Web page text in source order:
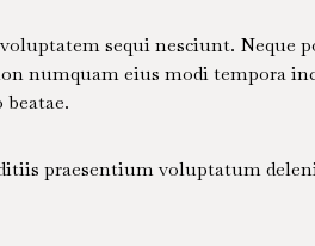
sequi nesciunt. Neque
numquam eius modi tempora
praesentium voluptatum